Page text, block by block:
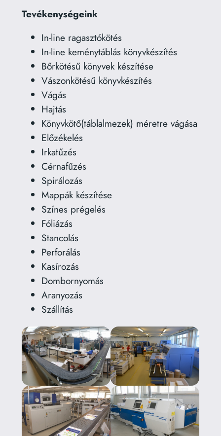
Tevékenységeink
In-line ragasztókötés
In-line keménytáblás könyvkészítés
Bőrkötésű könyvek készítése
Vászonkötésű könyvkészítés
Vágás
Hajtás
Könyvkötő(táblalmezek) méretre vágása
Előzékelés
Irkatűzés
Cérnafűzés
Spirálozás
Mappák készítése
Színes prégelés
Fóliázás
Stancolás
Perforálás
Kasírozás
Dombornyomás
Aranyozás
Szállítás